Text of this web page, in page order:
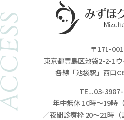
〒171-
東京都豊島区池袋2-2-1
各線「池袋駅」西口
TEL.03-
年中無休 10時～19時（
／夜間診療枠 20～21時（